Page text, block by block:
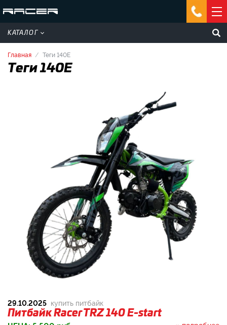
КАТАЛОГ
Главная Теги 140E
Теги 140E
29.10.2025 купить питбайк
Питбайк Racer TRZ 140 E-start